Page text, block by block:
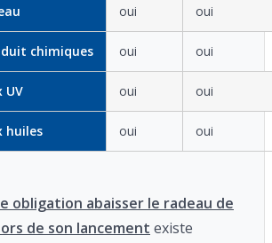
oui oui
chimiques oui oui
UV oui oui
huiles oui oui
obligation abaisser le radeau de
de son lancement existe